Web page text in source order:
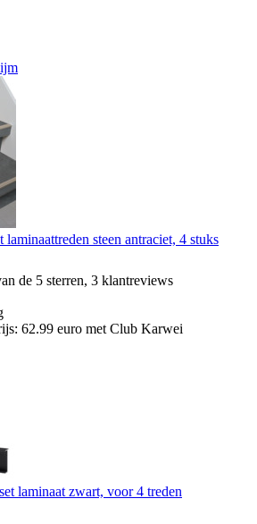
laminaattreden steen antraciet, 4 stuks
de 5 sterren, 3 klantreviews
62.99 euro met Club Karwei
laminaat zwart, voor 4 treden